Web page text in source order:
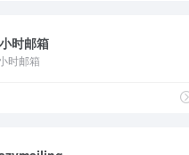
时邮箱
时邮箱